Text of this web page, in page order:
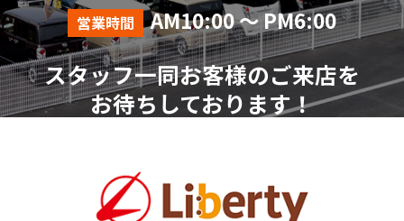
営業時間 AM10:00 ～ PM6:00
スタッフ一同お客様のご来店を
お待ちしております！